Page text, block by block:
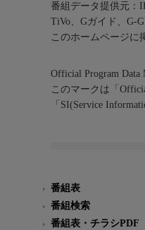
番組データ提供元：
TiVo、Gガイド、G-
このホームページに
Official Program Data
このマークは「
「SI(Service
番組表
番組検索
番組表・チラシPDF